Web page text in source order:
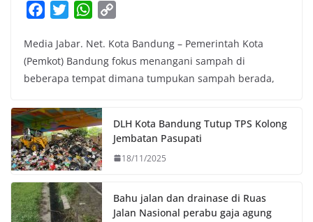
c
e
b
o
k
i
t
t
r
W
a
t
s
p
p
p
y
L
n
k
Media Jabar. Net. Kota Bandung – Pemerintah Kota
(Pemkot) Bandung fokus menangani sampah di
beberapa tempat dimana tumpukan sampah berada,
DLH Kota Bandung Tutup TPS Kolong
Jembatan Pasupati
18/11/2025
Bahu jalan dan drainase di Ruas
Jalan Nasional perabu gaja agung